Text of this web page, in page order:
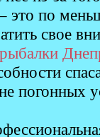
это по
свое
погонных